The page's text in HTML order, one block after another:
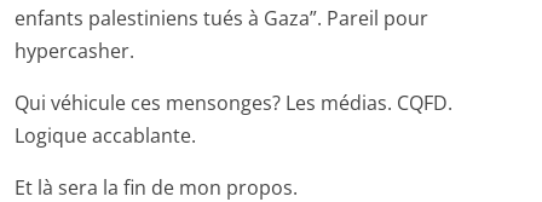
enfants palestiniens tués à Gaza”. Pareil pour
hypercasher.
Qui véhicule ces mensonges? Les médias. CQFD.
Logique accablante.
Et là sera la fin de mon propos.